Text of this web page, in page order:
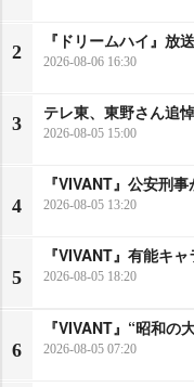
2
『ドリームハイ』放
2026-08-06 16:30
3
テレ東、東野さん追
2026-08-05 15:00
4
『VIVANT』公安刑
2026-08-05 13:20
5
『VIVANT』有能キ
2026-08-05 18:20
6
『VIVANT』“昭和の
2026-08-05 07:20